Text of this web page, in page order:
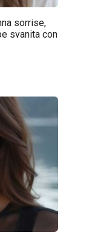
sorrise,
svanita con